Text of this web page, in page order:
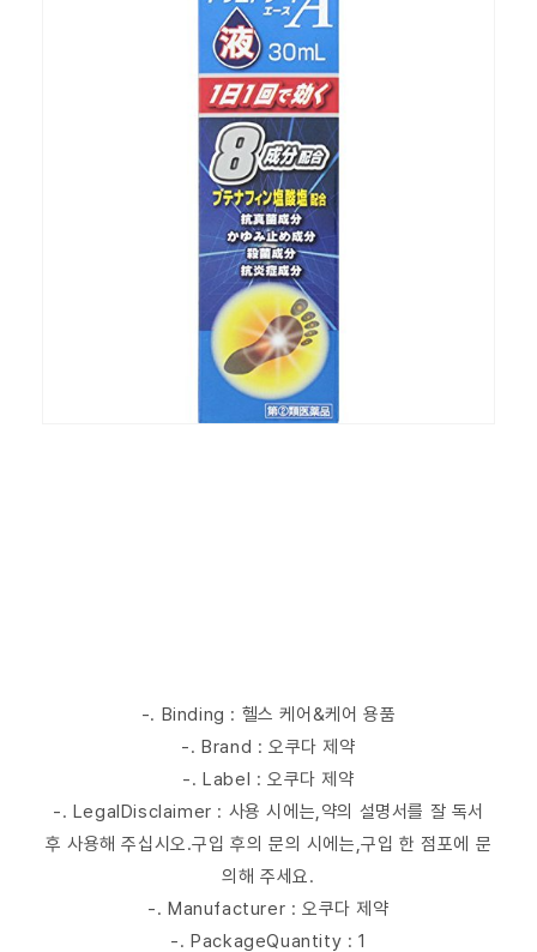
-. Binding : 헬스 케어&케어 용품
-. Brand : 오쿠다 제약
-. Label : 오쿠다 제약
-. LegalDisclaimer : 사용 시에는,약의 설명서를 잘 독서
후 사용해 주십시오.구입 후의 문의 시에는,구입 한 점포에 문
의해 주세요.
-. Manufacturer : 오쿠다 제약
-. PackageQuantity : 1